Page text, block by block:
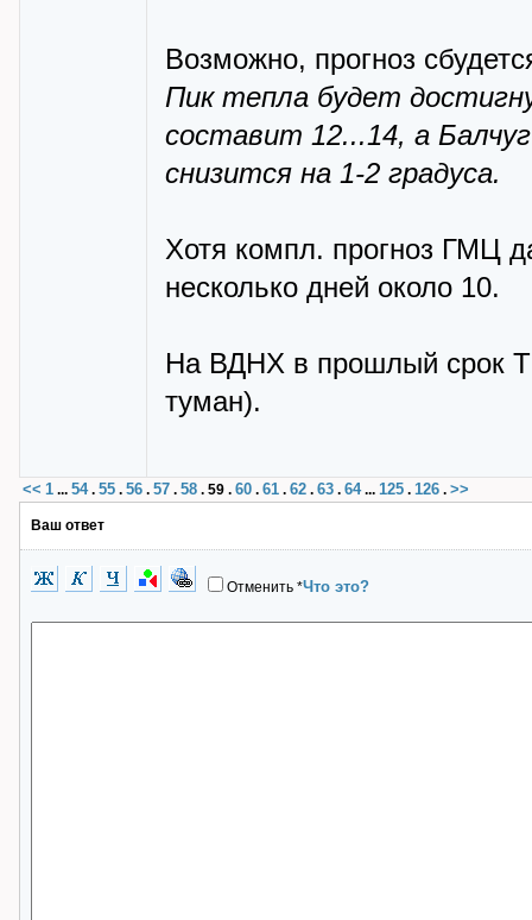
Возможно, прогноз
Пик тепла будет
составит 12...14, а
снизится на 1-2 градуса.
Хотя компл. прогноз ГМЦ
несколько дней около 10.
На ВДНХ в прошлый срок
туман).
<< 1 ... 54. 55 . 56 . 57 . 58 . 59 . 60 . 61 . 62 . 63 . 64... 125 . 126 . >>
Ваш ответ
Отменить *Что это?